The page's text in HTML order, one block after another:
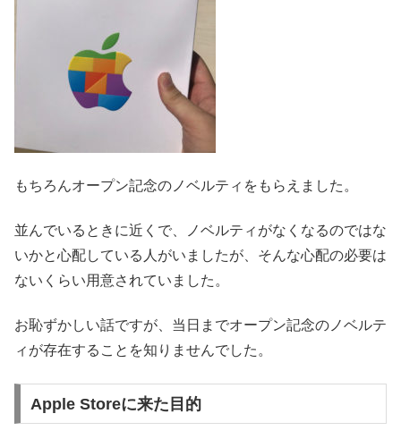
もちろんオープン記念のノベルティをもらえました。
並んでいるときに近くで、ノベルティがなくなるのではな
いかと心配している人がいましたが、そんな心配の必要は
ないくらい用意されていました。
お恥ずかしい話ですが、当日までオープン記念のノベルテ
ィが存在することを知りませんでした。
Apple Storeに来た目的